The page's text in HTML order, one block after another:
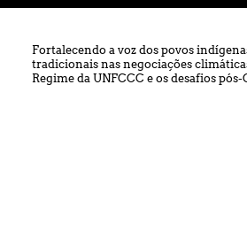
Fortalecendo a voz dos povos
tradicionais nas negociações
Regime da UNFCCC e os desafios pós-